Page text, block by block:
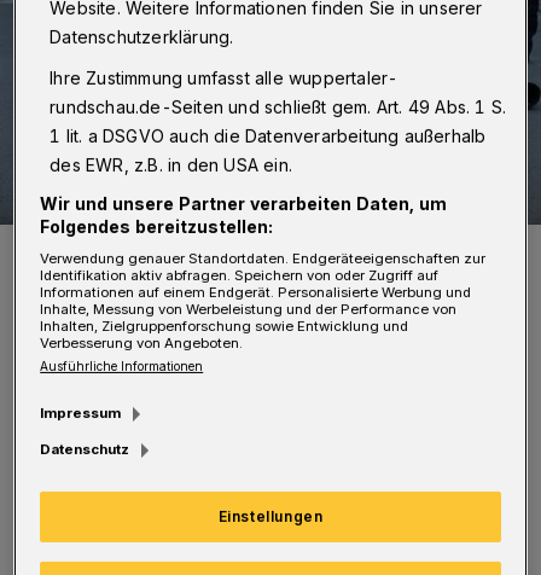
Foto: Christoph Petersen
Das Motorrad des 57-Jährigen, das ein
Ennepetaler Kennzeichen besitzt, stieß mit
Mettmann zusammen, der aus der
Website. Weitere Informationen finden Sie in unserer
Datenschutzerklärung.
Ihre Zustimmung umfasst alle wuppertaler-
rundschau.de-Seiten und schließt gem. Art. 49 Abs. 1 S.
1 lit. a DSGVO auch die Datenverarbeitung außerhalb
des EWR, z.B. in den USA ein.
Wir und unsere Partner verarbeiten Daten, um
Folgendes bereitzustellen:
Verwendung genauer Standortdaten. Endgeräteeigenschaften zur
Identifikation aktiv abfragen. Speichern von oder Zugriff auf
Informationen auf einem Endgerät. Personalisierte Werbung und
Inhalte, Messung von Werbeleistung und der Performance von
Inhalten, Zielgruppenforschung sowie Entwicklung und
Verbesserung von Angeboten.
Ausführliche Informationen
Impressum
Datenschutz
Einstellungen